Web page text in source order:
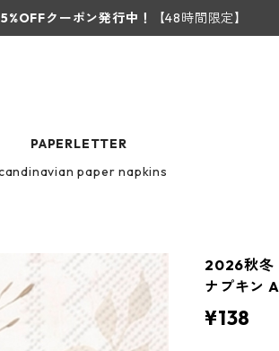
クーポン発行中！ 【48時間限定】
PAPERLETTER
paper napkins
2026秋冬
ナプキン
¥138